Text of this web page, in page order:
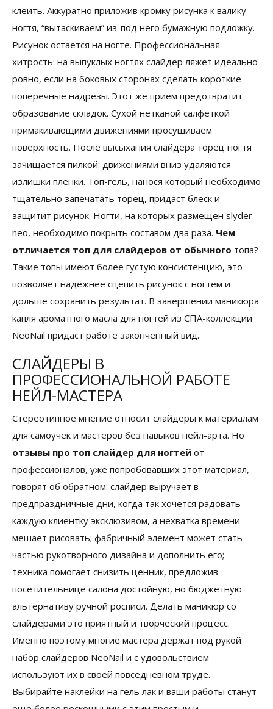
клеить. Аккуратно приложив кромку рисунка к валику
ногтя, “вытаскиваем” из-под него бумажную подложку.
Рисунок остается на ногте. Профессиональная
хитрость: на выпуклых ногтях слайдер ляжет идеально
ровно, если на боковых сторонах сделать короткие
поперечные надрезы. Этот же прием предотвратит
образование складок. Сухой нетканой салфеткой
примакивающими движениями просушиваем
поверхность. После высыхания слайдера торец ногтя
зачищается пилкой: движениями вниз удаляются
излишки пленки. Топ-гель, нанося который необходимо
тщательно запечатать торец, придаст блеск и
защитит рисунок. Ногти, на которых размещен slyder
neo, необходимо покрыть составом два раза. Чем
отличается топ для слайдеров от обычного топа?
Такие топы имеют более густую консистенцию, это
позволяет надежнее сцепить рисунок с ногтем и
дольше сохранить результат. В завершении маникюра
капля ароматного масла для ногтей из СПА-коллекции
NeoNail придаст работе законченный вид.
СЛАЙДЕРЫ В
ПРОФЕССИОНАЛЬНОЙ РАБОТЕ
НЕЙЛ-МАСТЕРА
Стереотипное мнение относит слайдеры к материалам
для самоучек и мастеров без навыков нейл-арта. Но
отзывы про топ слайдер для ногтей от
профессионалов, уже попробовавших этот материал,
говорят об обратном: слайдер выручает в
предпраздничные дни, когда так хочется радовать
каждую клиентку эксклюзивом, а нехватка времени
мешает рисовать; фабричный элемент может стать
частью рукотворного дизайна и дополнить его;
техника помогает снизить ценник, предложив
посетительнице салона достойную, но бюджетную
альтернативу ручной росписи. Делать маникюр со
слайдерами это приятный и творческий процесс.
Именно поэтому многие мастера держат под рукой
набор слайдеров NeoNail и с удовольствием
используют их в своей повседневном труде.
Выбирайте наклейки на гель лак и ваши работы станут